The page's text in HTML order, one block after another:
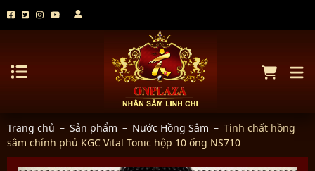
Trang chủ – Sản phẩm – Nước Hồng Sâm – Tinh chất hồng
sâm chính phủ KGC Vital Tonic hộp 10 ống NS710